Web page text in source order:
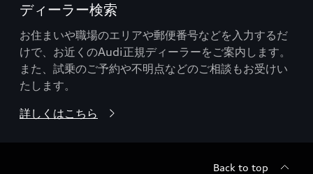
ディーラー検索
お住まいや職場のエリアや郵便番号などを入力するだ
けで、お近くのAudi正規ディーラーをご案内します。
また、試乗のご予約や不明点などのご相談もお受けい
たします。
詳しくはこちら
Back to top